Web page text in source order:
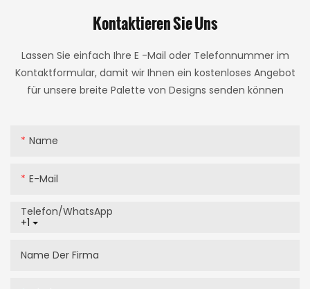
Kontaktieren Sie Uns
Lassen Sie einfach Ihre E -Mail oder Telefonnummer im
Kontaktformular, damit wir Ihnen ein kostenloses Angebot
für unsere breite Palette von Designs senden können
Name
E-Mail
+1
Telefon/WhatsApp
Name Der Firma